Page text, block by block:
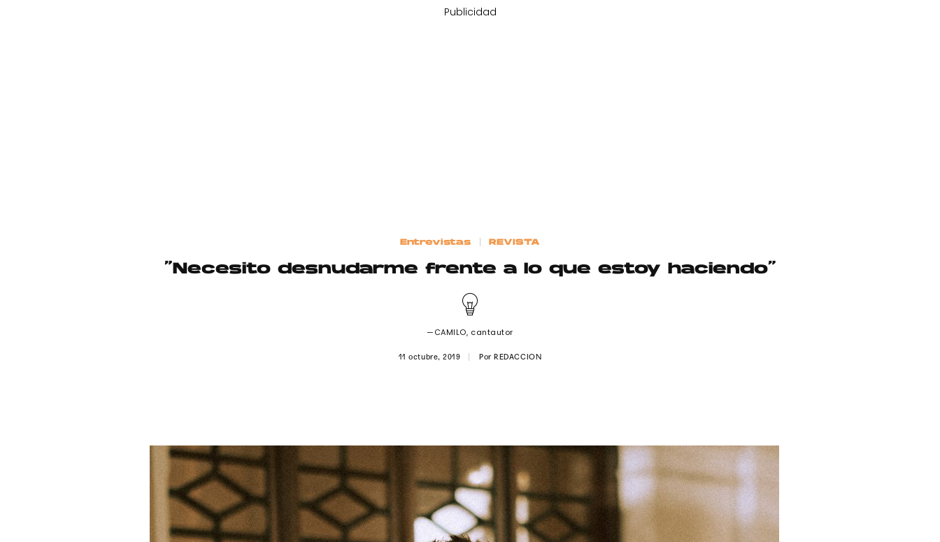
Publicidad
Entrevistas REVISTA
“Necesito desnudarme frente a lo que estoy haciendo”
—CAMILO, cantautor
11 octubre, 2019 PorREDACCION